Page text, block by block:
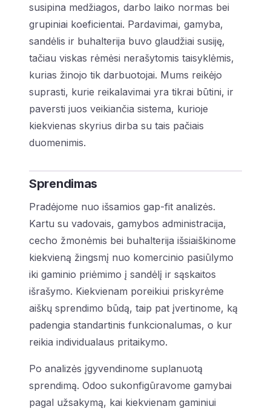
susipina medžiagos, darbo laiko normas bei
grupiniai koeficientai. Pardavimai, gamyba,
sandėlis ir buhalterija buvo glaudžiai susiję,
tačiau viskas rėmėsi nerašytomis taisyklėmis,
kurias žinojo tik darbuotojai. Mums reikėjo
suprasti, kurie reikalavimai yra tikrai būtini, ir
paversti juos veikiančia sistema, kurioje
kiekvienas skyrius dirba su tais pačiais
duomenimis.
Sprendimas
Pradėjome nuo išsamios gap-fit analizės.
Kartu su vadovais, gamybos administracija,
cecho žmonėmis bei buhalterija išsiaiškinome
kiekvieną žingsmį nuo komercinio pasiūlymo
iki gaminio priėmimo į sandėlį ir sąskaitos
išrašymo. Kiekvienam poreikiui priskyrėme
aiškų sprendimo būdą, taip pat įvertinome, ką
padengia standartinis funkcionalumas, o kur
reikia individualaus pritaikymo.
Po analizės įgyvendinome suplanuotą
sprendimą. Odoo sukonfigūravome gamybai
pagal užsakymą, kai kiekvienam gaminiui